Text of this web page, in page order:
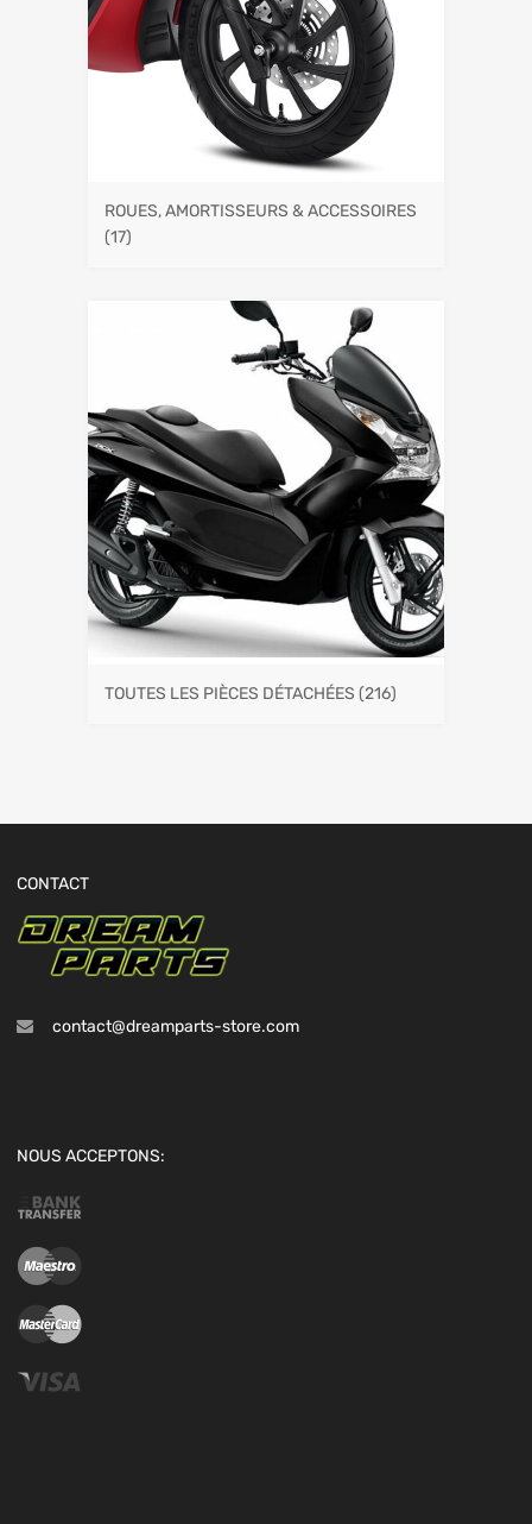
ROUES, AMORTISSEURS & ACCESSOIRES
(17)
TOUTES LES PIÈCES DÉTACHÉES (216)
CONTACT
contact@dreamparts-store.com
NOUS ACCEPTONS: